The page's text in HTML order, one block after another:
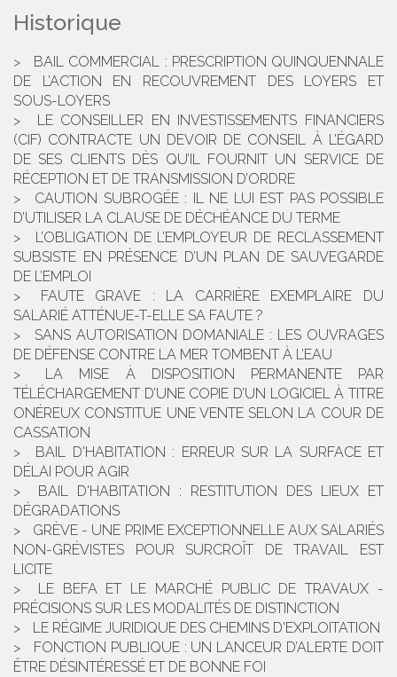
Historique
BAIL COMMERCIAL : PRESCRIPTION QUINQUENNALE
DE L’ACTION EN RECOUVREMENT DES LOYERS ET
SOUS-LOYERS
LE CONSEILLER EN INVESTISSEMENTS FINANCIERS
(CIF) CONTRACTE UN DEVOIR DE CONSEIL À L’ÉGARD
DE SES CLIENTS DÈS QU’IL FOURNIT UN SERVICE DE
RÉCEPTION ET DE TRANSMISSION D’ORDRE
CAUTION SUBROGÉE : IL NE LUI EST PAS POSSIBLE
D’UTILISER LA CLAUSE DE DÉCHÉANCE DU TERME
L’OBLIGATION DE L’EMPLOYEUR DE RECLASSEMENT
SUBSISTE EN PRÉSENCE D’UN PLAN DE SAUVEGARDE
DE L’EMPLOI
FAUTE GRAVE : LA CARRIÈRE EXEMPLAIRE DU
SALARIÉ ATTÉNUE-T-ELLE SA FAUTE ?
SANS AUTORISATION DOMANIALE : LES OUVRAGES
DE DÉFENSE CONTRE LA MER TOMBENT À L’EAU
LA MISE À DISPOSITION PERMANENTE PAR
TÉLÉCHARGEMENT D’UNE COPIE D’UN LOGICIEL À TITRE
ONÉREUX CONSTITUE UNE VENTE SELON LA COUR DE
CASSATION
BAIL D'HABITATION : ERREUR SUR LA SURFACE ET
DÉLAI POUR AGIR
BAIL D'HABITATION : RESTITUTION DES LIEUX ET
DÉGRADATIONS
GRÈVE - UNE PRIME EXCEPTIONNELLE AUX SALARIÉS
NON-GRÉVISTES POUR SURCROÎT DE TRAVAIL EST
LICITE
LE BEFA ET LE MARCHÉ PUBLIC DE TRAVAUX -
PRÉCISIONS SUR LES MODALITÉS DE DISTINCTION
LE RÉGIME JURIDIQUE DES CHEMINS D'EXPLOITATION
FONCTION PUBLIQUE : UN LANCEUR D’ALERTE DOIT
ÊTRE DÉSINTÉRESSÉ ET DE BONNE FOI